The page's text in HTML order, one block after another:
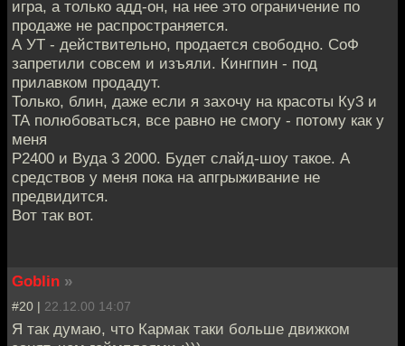
игра, а только адд-он, на нее это ограничение по
продаже не распространяется.
А УТ - действительно, продается свободно. СоФ
запретили совсем и изъяли. Кингпин - под
прилавком продадут.
Только, блин, даже если я захочу на красоты Ку3 и
ТА полюбоваться, все равно не смогу - потому как у
меня
Р2400 и Вуда 3 2000. Будет слайд-шоу такое. А
средствов у меня пока на апгрыживание не
предвидится.
Вот так вот.
Goblin »
#20 | 22.12.00 14:07
Я так думаю, что Кармак таки больше движком